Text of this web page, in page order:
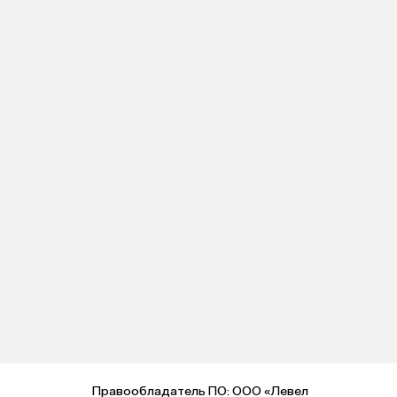
Правообладатель ПО: ООО «Левел